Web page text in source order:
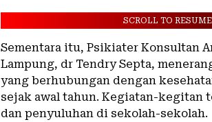
SCROLL TO
Sementara itu, Psikiater Konsultan
Lampung, dr Tendry Septa,
yang berhubungan dengan
sejak awal tahun. Kegiatan-kegitan
dan penyuluhan di sekolah-sekolah.